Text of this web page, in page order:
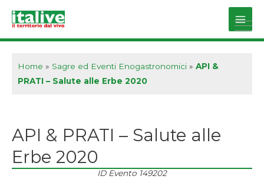
Main
Home » Sagre ed Eventi Enogastronomici » API &
PRATI – Salute alle Erbe 2020
API & PRATI – Salute alle
Erbe 2020
ID Evento 149202